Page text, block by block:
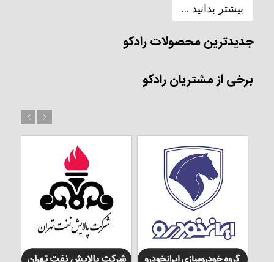
بیشتر بدانید ...
جدیدترین محصولات رادکو
برخی از مشتریان رادکو